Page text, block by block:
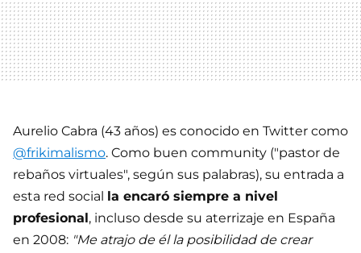
Aurelio Cabra (43 años) es conocido en Twitter como
@frikimalismo. Como buen community ("pastor de
rebaños virtuales", según sus palabras), su entrada a
esta red social la encaró siempre a nivel
profesional, incluso desde su aterrizaje en España
en 2008: "Me atrajo de él la posibilidad de crear